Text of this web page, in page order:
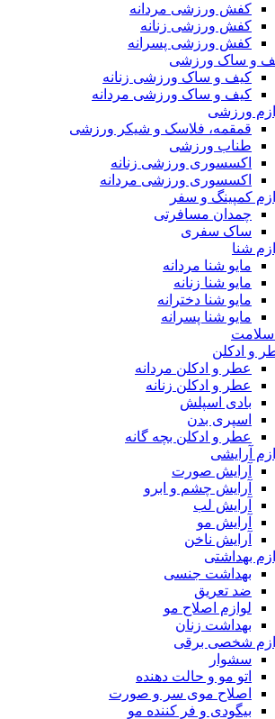
کفش ورزشی مردانه
کفش ورزشی زنانه
کفش ورزشی پسرانه
و ساک ورزشی
کیف و ساک ورزشی زنانه
کیف و ساک ورزشی مردانه
ورزشی
قمقمه، فلاسک و شیکر ورزشی
طناب ورزشی
اکسسوری ورزشی زنانه
اکسسوری ورزشی مردانه
کمپینگ و سفر
چمدان مسافرتی
ساک سفری
شنا
مایو شنا مردانه
مایو شنا زنانه
مایو شنا دخترانه
مایو شنا پسرانه
سلامت
و ادکلن
عطر و ادکلن مردانه
عطر و ادکلن زنانه
بادی اسپلش
اسپری بدن
عطر و ادکلن بچه گانه
آرایشی
آرایش صورت
آرایش چشم و ابرو
آرایش لب
آرایش مو
آرایش ناخن
بهداشتی
بهداشت جنسی
ضد تعریق
لوازم اصلاح مو
بهداشت زنان
شخصی برقی
سشوار
اتو مو و حالت دهنده
اصلاح موی سر و صورت
بیگودی و فر کننده مو